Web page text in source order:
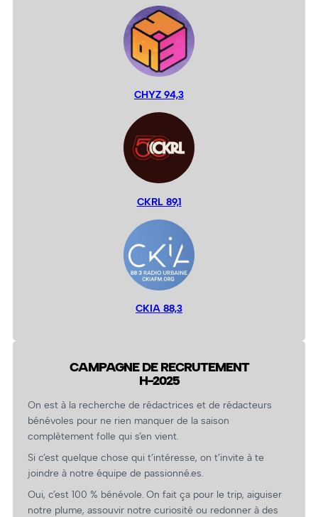
CHYZ 94,3
CKRL 89,1
CKIA 88,3
CAMPAGNE DE RECRUTEMENT
H-2025
On est à la recherche de rédactrices et de rédacteurs
bénévoles pour ne rien manquer de la saison
complètement folle qui s’en vient.
Si c’est quelque chose qui t’intéresse, on t’invite à te
joindre à notre équipe de passionné.es.
Oui, c’est 100 % bénévole. On fait ça pour le trip, aiguiser
notre plume, assouvir notre curiosité ou redonner à des